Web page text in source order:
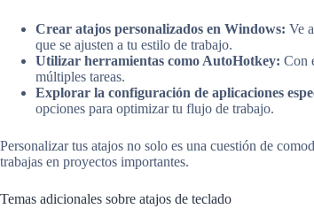
Crear atajos personalizados en Windows: Ve
que se ajusten a tu estilo de trabajo.
Utilizar herramientas como AutoHotkey: Con
múltiples tareas.
Explorar la configuración de aplicaciones
opciones para optimizar tu flujo de trabajo.
Personalizar tus atajos no solo es una cuestión de
trabajas en proyectos importantes.
Temas adicionales sobre atajos de teclado